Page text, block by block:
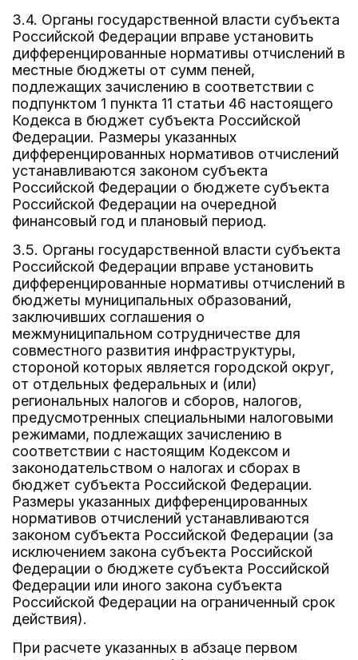
3.4. Органы государственной власти субъекта
Российской Федерации вправе установить
дифференцированные нормативы отчислений в
местные бюджеты от сумм пеней,
подлежащих зачислению в соответствии с
подпунктом 1 пункта 11 статьи 46 настоящего
Кодекса в бюджет субъекта Российской
Федерации. Размеры указанных
дифференцированных нормативов отчислений
устанавливаются законом субъекта
Российской Федерации о бюджете субъекта
Российской Федерации на очередной
финансовый год и плановый период.
3.5. Органы государственной власти субъекта
Российской Федерации вправе установить
дифференцированные нормативы отчислений в
бюджеты муниципальных образований,
заключивших соглашения о
межмуниципальном сотрудничестве для
совместного развития инфраструктуры,
стороной которых является городской округ,
от отдельных федеральных и (или)
региональных налогов и сборов, налогов,
предусмотренных специальными налоговыми
режимами, подлежащих зачислению в
соответствии с настоящим Кодексом и
законодательством о налогах и сборах в
бюджет субъекта Российской Федерации.
Размеры указанных дифференцированных
нормативов отчислений устанавливаются
законом субъекта Российской Федерации (за
исключением закона субъекта Российской
Федерации о бюджете субъекта Российской
Федерации или иного закона субъекта
Российской Федерации на ограниченный срок
действия).
При расчете указанных в абзаце первом